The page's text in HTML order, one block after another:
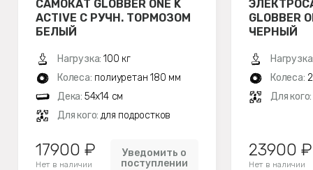
САМОКАТ GLOBBER ONE K
ACTIVE С РУЧН. ТОРМОЗОМ
БЕЛЫЙ
Нагрузка: 100 кг
Колеса: полиуретан 180 мм
Дека: 54x14 см
Для кого: для подростков
17900 ₽
Нет в наличии
Уведомить о
поступлении
GLOBBER
ЧЕРНЫЙ
Колеса:
Для кого:
23900 ₽
Нет в наличии